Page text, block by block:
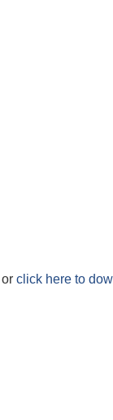
or click here to